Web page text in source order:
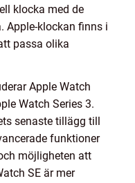
klocka med de
Apple-klockan finns i
passa olika
Apple Watch
Watch Series 3.
senaste tillägg till
funktioner
möjligheten att
SE är mer